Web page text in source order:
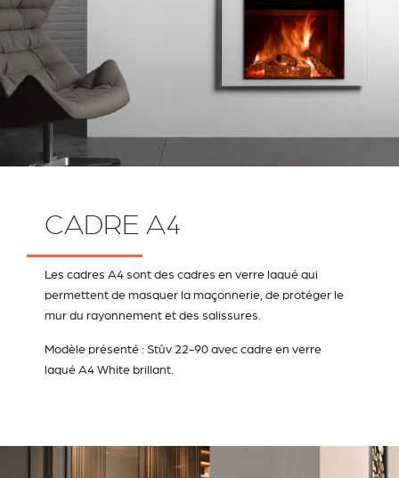
CADRE A4
Les cadres A4 sont des cadres en verre laqué qui
permettent de masquer la maçonnerie, de protéger le
mur du rayonnement et des salissures.
Modèle présenté : Stûv 22-90 avec cadre en verre
laqué A4 White brillant.